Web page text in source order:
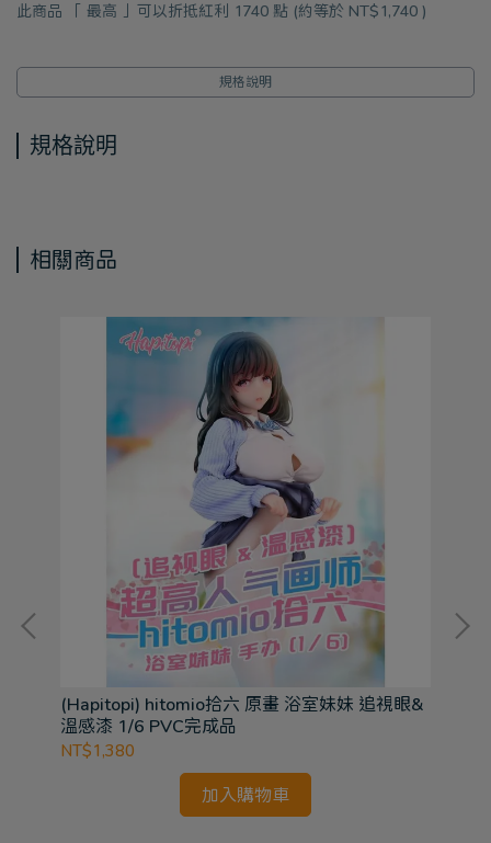
此商品 「 最高 」可以折抵紅利 1740 點 (約等於 NT$1,740 )
規格說明
規格說明
相關商品
(Hapitopi) hitomio拾六 原畫 浴室妹妹 追視眼&
溫感漆 1/6 PVC完成品
NT$1,380
加入購物車